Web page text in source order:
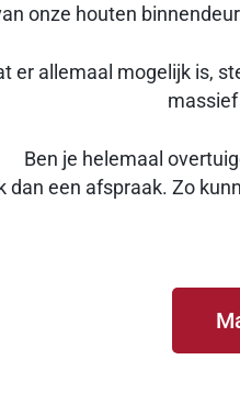
onze houten
er allemaal mogelijk is,
Ben je helemaal
dan een afspraak. Zo